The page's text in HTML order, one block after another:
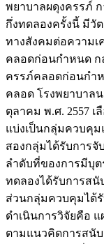
พยาบาลผดุงครรภ์ ก
กึ่งทดลองครั้งนี้ มีวั
ทางสังคมต่อความเ
คลอดก่อนกำหนด ก
ครรภ์คลอดก่อนกำ
คลอด โรงพยาบาล
ตุลาคม พ.ศ. 2557
แบ่งเป็นกลุ่มควบคุม
สองกลุ่มได้รับการ
ลำดับที่ของการมีบุ
ทดลองได้รับการส
ส่วนกลุ่มควบคุมได้
ดำเนินการวิจัยคือ
ตามแนวคิดการสนั